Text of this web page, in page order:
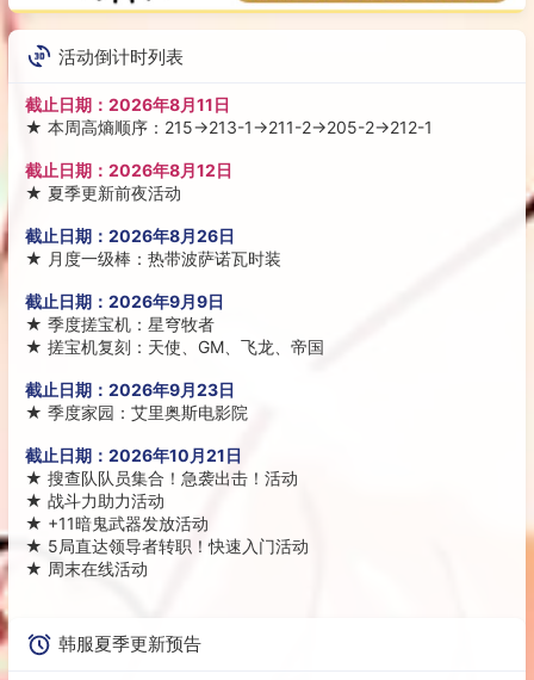
活动倒计时列表
截止日期： 2026年8月11日
★ 本周高熵顺序：215→213-1→211-2→205-2→212-1
截止日期： 2026年8月12日
★ 夏季更新前夜活动
截止日期： 2026年8月26日
★ 月度一级棒：热带波萨诺瓦时装
截止日期： 2026年9月9日
★ 季度搓宝机：星穹牧者
★ 搓宝机复刻：天使、GM、飞龙、帝国
截止日期： 2026年9月23日
★ 季度家园：艾里奥斯电影院
截止日期： 2026年10月21日
★ 搜查队队员集合！急袭出击！活动
★ 战斗力助力活动
★ +11暗鬼武器发放活动
★ 5局直达领导者转职！快速入门活动
★ 周末在线活动
韩服夏季更新预告